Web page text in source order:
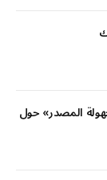
المصدر» حول